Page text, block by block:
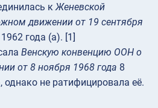
кЖеневской
движении от 19 сентября
года (а). [1]
Венскую конвенцию ООН о
от 8 ноября 1968 года 8
однако не ратифицировала её.